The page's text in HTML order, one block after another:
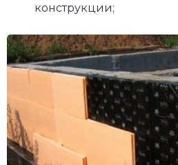
конструкции;